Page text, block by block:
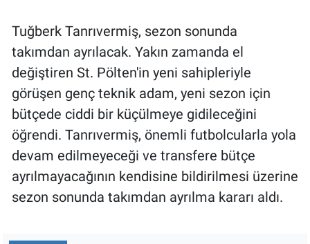
Tuğberk Tanrıvermiş, sezon sonunda
takımdan ayrılacak. Yakın zamanda el
değiştiren St. Pölten'in yeni sahipleriyle
görüşen genç teknik adam, yeni sezon için
bütçede ciddi bir küçülmeye gidileceğini
öğrendi. Tanrıvermiş, önemli futbolcularla yola
devam edilmeyeceği ve transfere bütçe
ayrılmayacağının kendisine bildirilmesi üzerine
sezon sonunda takımdan ayrılma kararı aldı.